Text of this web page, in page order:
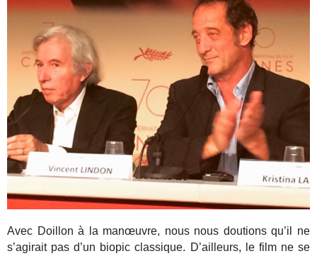
Avec Doillon à la manœuvre, nous nous doutions qu’il ne
s’agirait pas d’un biopic classique. D’ailleurs, le film ne se